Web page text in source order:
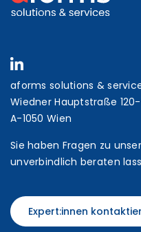
aforms solutions &
Wiedner Hauptstraße 120-
A-1050 Wien
Sie haben Fragen zu
unverbindlich beraten
Expert:innen